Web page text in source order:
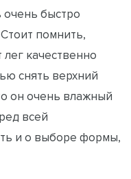
очень быстро
помнить,
качественно
снять верхний
он очень влажный
всей
и о выборе формы,